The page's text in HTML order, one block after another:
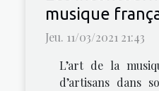
musique
Jeu. 11/03/2021 21:43
L’art de la
d’artisans dans